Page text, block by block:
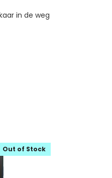
in de weg
Out of Stock